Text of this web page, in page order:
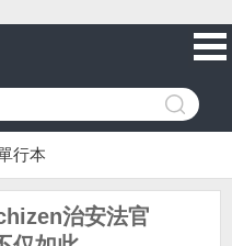
行本
治安法官